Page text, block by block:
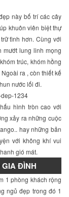
này bố trí các cây
khuôn viên biệt thự
tình hơn. Cùng với
mướt lung linh mọng
trúc, khóm hồng
ra , còn thiết kế
nước lối đi.
hình tròn cao với
xảy ra những cuộc
hay những bản
với không khí vui
gió mát.
GIA ĐÌNH
1 phòng khách rộng
ngủ đẹp trong đó 1